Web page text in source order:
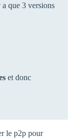
que 3 versions
et donc
le p2p pour